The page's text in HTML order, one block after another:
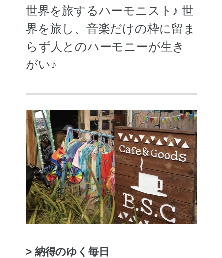
世界を旅するハーモニスト♪ 世
界を旅し、音楽だけの枠に留ま
らず人とのハーモニーが生き
がい♪
> 納得のゆく毎日